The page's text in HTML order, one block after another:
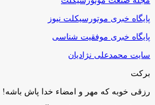
پایگاه خبری موتورسیکلت نیوز
پایگاه خبری موفقیت شناسی
سایت محمدعلی نژادیان
برکت
رزقی خوبه كه مهر و امضاء خدا پاش باشه!